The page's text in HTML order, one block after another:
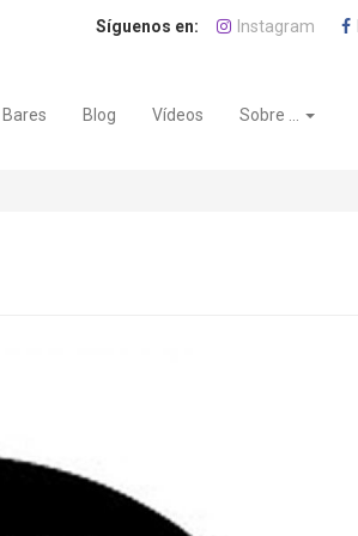
Instagram
Bares Blog Vídeos Sobre ...